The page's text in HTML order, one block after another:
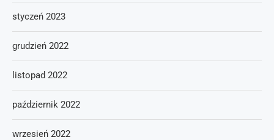
styczeń 2023
grudzień 2022
listopad 2022
październik 2022
wrzesień 2022